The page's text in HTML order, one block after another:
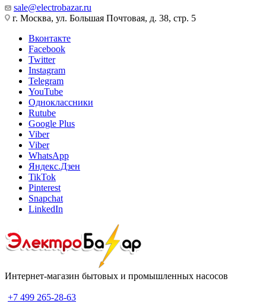
sale@electrobazar.ru
г. Москва, ул. Большая Почтовая, д. 38, стр. 5
Вконтакте
Facebook
Twitter
Instagram
Telegram
YouTube
Одноклассники
Rutube
Google Plus
Viber
Viber
WhatsApp
Яндекс.Дзен
TikTok
Pinterest
Snapchat
LinkedIn
Интернет-магазин бытовых и промышленных насосов
+7 499 265-28-63